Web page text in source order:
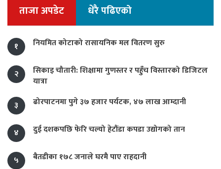
ताजा अपडेट धेरै पढिएको
१ नियमित कोटाको रासायनिक मल वितरण सुरु
२
सिकाइ चौतारी: शिक्षामा गुणस्तर र पहुँच विस्तारको डिजिटल
यात्रा
३
ढोरपाटनमा पुगे ३७ हजार पर्यटक, ४७ लाख आम्दानी
४ दुई दशकपछि फेरि चल्यो हेटौंडा कपडा उद्योगको तान
५ बैतडीका १७८ जनाले घरमै पाए राहदानी